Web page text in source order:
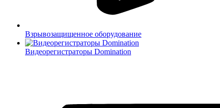
Взрывозащищенное оборудование
Видеорегистраторы Domination